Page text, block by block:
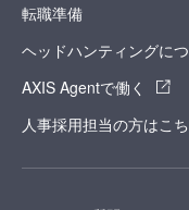
転職準備
ヘッドハンティングに
AXIS Agentで働く
人事採用担当の方はこ